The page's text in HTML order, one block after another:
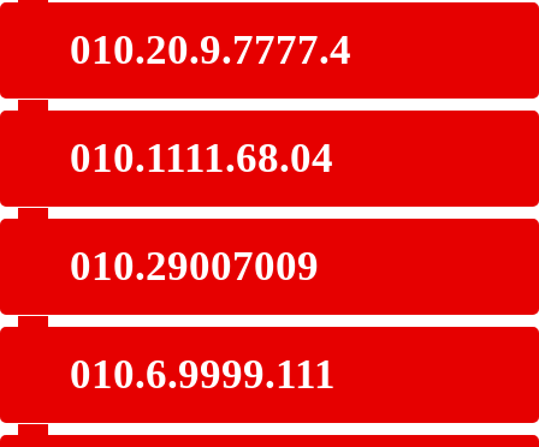
010.20.9.7777.4
010.1111.68.04
010.29007009
010.6.9999.111